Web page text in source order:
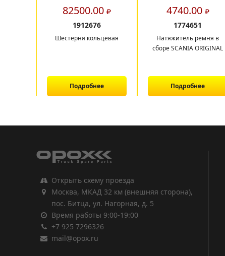
82500.00
1912676
Шестерня кольцевая
Подробнее
4740.00
1774651
Натяжитель ремня в
сборе SCANIA ORIGINAL
Подробнее
Открыть схему проезда
Москва, МКАД 32 км (внешняя сторона),
пос. Битца, ул. Нагорная, д. 5
Время работы 9:00-19:00
+7 925 7296326
mail@opox.ru